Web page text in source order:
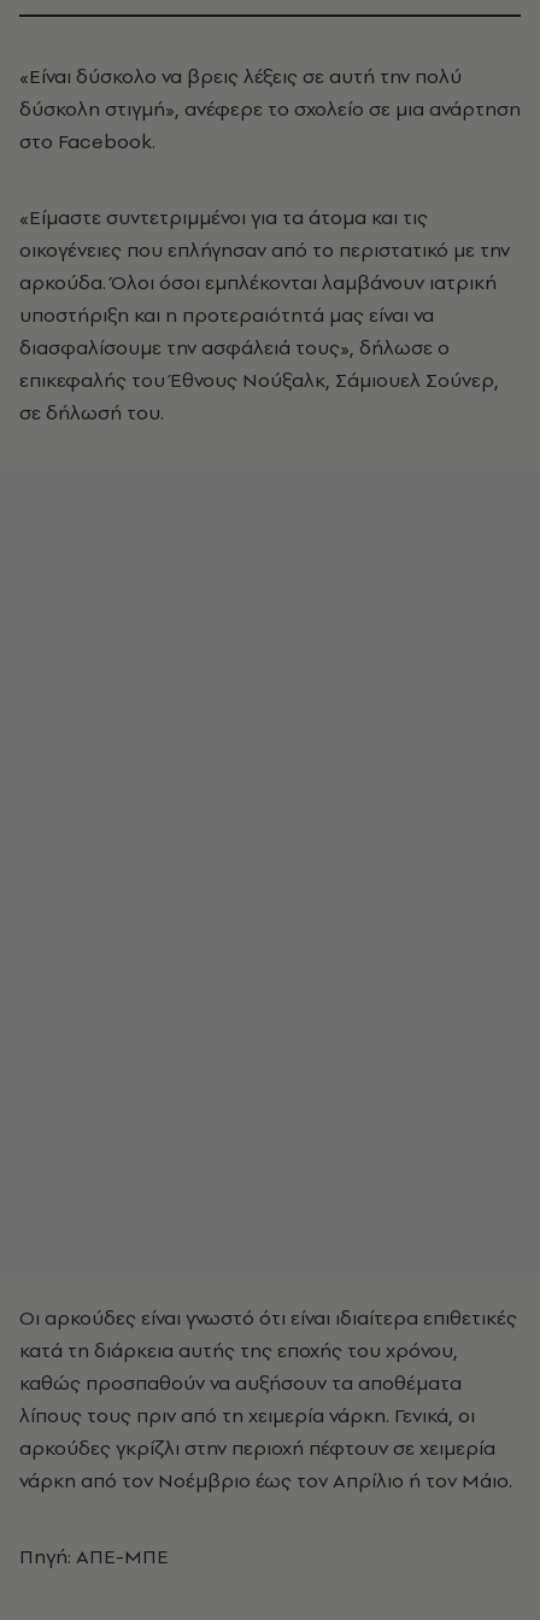
«Είναι δύσκολο να βρεις λέξεις σε αυτή την πολύ
δύσκολη στιγμή», ανέφερε το σχολείο σε μια ανάρτηση
στο Facebook.
«Είμαστε συντετριμμένοι για τα άτομα και τις
οικογένειες που επλήγησαν από το περιστατικό με την
αρκούδα. Όλοι όσοι εμπλέκονται λαμβάνουν ιατρική
υποστήριξη και η προτεραιότητά μας είναι να
διασφαλίσουμε την ασφάλειά τους», δήλωσε ο
επικεφαλής του Έθνους Νούξαλκ, Σάμιουελ Σούνερ,
σε δήλωσή του.
Οι αρκούδες είναι γνωστό ότι είναι ιδιαίτερα επιθετικές
κατά τη διάρκεια αυτής της εποχής του χρόνου,
καθώς προσπαθούν να αυξήσουν τα αποθέματα
λίπους τους πριν από τη χειμερία νάρκη. Γενικά, οι
αρκούδες γκρίζλι στην περιοχή πέφτουν σε χειμερία
νάρκη από τον Νοέμβριο έως τον Απρίλιο ή τον Μάιο.
Πηγή: ΑΠΕ-ΜΠΕ